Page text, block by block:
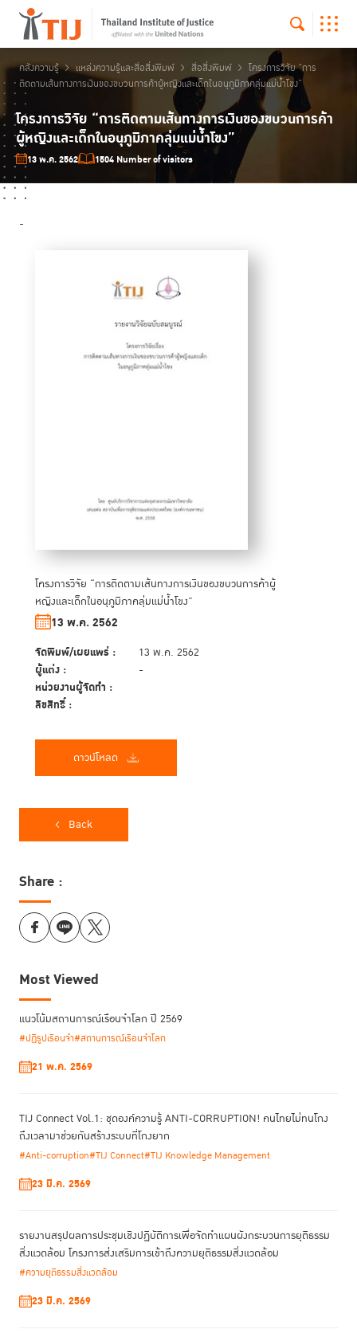
คลังความรู้ แหล่งความรู้และสื่อสิ่งพิมพ์ สื่อสิ่งพิมพ์
โครงการวิจัย “การ
ติดตามเส้นทางการเงินของขบวนการค้าผู้หญิงและเด็กในอนุภูมิภาคลุ่มแม่น้ำโขง”
โครงการวิจัย “การติดตามเส้นทางการเงินของขบวนการค้า
ผู้หญิงและเด็กในอนุภูมิภาคลุ่มแม่น้ำโขง”
13 พ.ค. 2562 1504 Number of visitors
-
โครงการวิจัย “การติดตามเส้นทางการเงินของขบวนการค้าผู้
หญิงและเด็กในอนุภูมิภาคลุ่มแม่น้ำโขง”
13 พ.ค. 2562
จัดพิมพ์/เผยแพร่ : 13 พ.ค. 2562
ผู้แต่ง : -
หน่วยงานผู้จัดทำ :
ลิขสิทธิ์ :
ดาวน์โหลด
Back
Share :
Most Viewed
แนวโน้มสถานการณ์เรือนจำโลก ปี 2569
#ปฏิรูปเรือนจำ#สถานการณ์เรือนจำโลก
21 พ.ค. 2569
TIJ Connect Vol.1: ชุดองค์ความรู้ ANTI-CORRUPTION! คนไทยไม่ทนโกง
ถึงเวลามาช่วยกันสร้างระบบที่โกงยาก
#Anti-corruption#TIJ Connect#TIJ Knowledge Management
23 มี.ค. 2569
รายงานสรุปผลการประชุมเชิงปฏิบัติการเพื่อจัดทําแผนผังกระบวนการยุติธรรม
สิ่งแวดล้อม โครงการส่งเสริมการเข้าถึงความยุติธรรมสิ่งแวดล้อม
#ความยุติธรรมสิ่งแวดล้อม
23 มี.ค. 2569